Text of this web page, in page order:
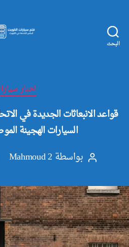
البحث
اخبار
قواعد الانبعاثات الجديدة في
السيارات الهجينة
كاتببواسطة Mahmoud 2